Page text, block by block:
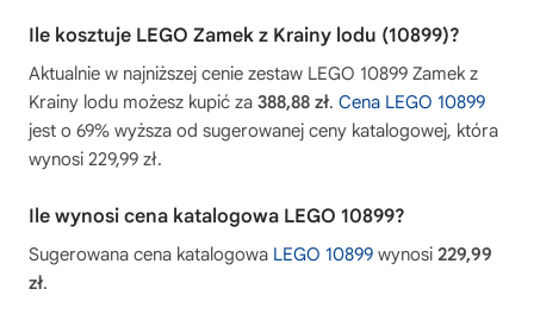
Ile kosztuje LEGO Zamek z Krainy lodu (10899)?
Aktualnie w najniższej cenie zestaw LEGO 10899 Zamek z
Krainy lodu możesz kupić za 388,88 zł. Cena LEGO 10899
jest o 69% wyższa od sugerowanej ceny katalogowej, która
wynosi 229,99 zł.
Ile wynosi cena katalogowa LEGO 10899?
Sugerowana cena katalogowa LEGO 10899 wynosi 229,99
zł.